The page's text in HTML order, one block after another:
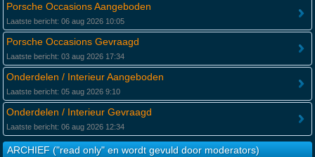
Porsche Occasions Aangeboden
Laatste bericht: 06 aug 2026 10:05
Porsche Occasions Gevraagd
Laatste bericht: 03 aug 2026 17:34
Onderdelen / Interieur Aangeboden
Laatste bericht: 05 aug 2026 9:10
Onderdelen / Interieur Gevraagd
Laatste bericht: 06 aug 2026 12:34
ARCHIEF ("read only" en wordt gevuld door moderators)